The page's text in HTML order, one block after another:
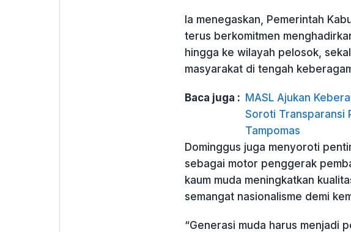
Ia menegaskan, Pemerintah
terus berkomitmen
hingga ke wilayah pelosok,
masyarakat di tengah
Baca juga : MASL Ajukan
Soroti Transparansi
Tampomas
Dominggus juga menyoroti
sebagai motor penggerak
kaum muda meningkatkan
semangat nasionalisme demi
“Generasi muda harus menjadi